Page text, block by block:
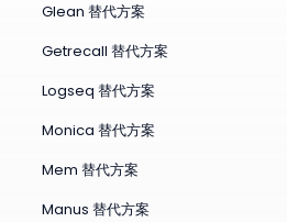
Glean 替代方案
Getrecall 替代方案
Logseq 替代方案
Monica 替代方案
Mem 替代方案
Manus 替代方案